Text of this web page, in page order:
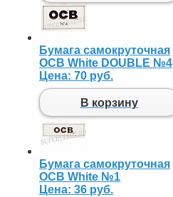
Бумага самокруточная
OCB White DOUBLE №4
Цена: 70 руб.
В корзину
Бумага самокруточная
OCB White №1
Цена: 36 руб.